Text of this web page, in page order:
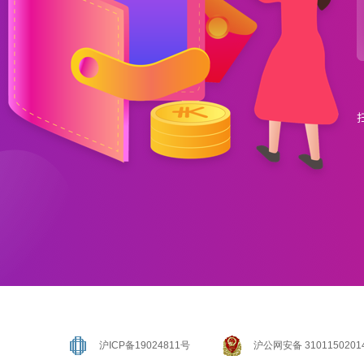
沪ICP备19024811号 沪公网安备